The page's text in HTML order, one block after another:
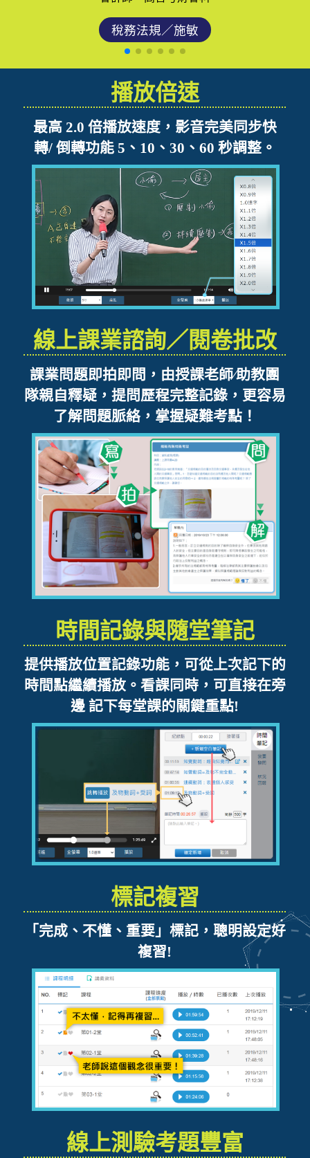
稅務法規／施敏
播放倍速
最高 2.0 倍播放速度，影音完美同步快
轉/ 倒轉功能 5、10、30、60 秒調整。
線上課業諮詢／閱卷批改
課業問題即拍即問，由授課老師∕助教團
隊親自釋疑，提問歷程完整記錄，更容易
了解問題脈絡，掌握疑難考點！
時間記錄與隨堂筆記
提供播放位置記錄功能，可從上次記下的
時間點繼續播放。看課同時，可直接在旁
邊 記下每堂課的關鍵重點!
標記複習
「完成、不懂、重要」標記，聰明設定好
複習!
線上測驗考題豐富